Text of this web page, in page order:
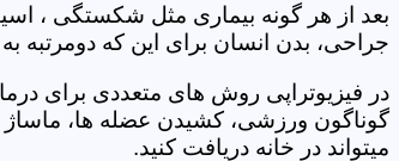
بعد از هر گونه بیماری مثل شکستگی ،
جراحی، بدن انسان برای این که دومرتبه
در فیزیوتراپی روش های متعددی برای
گوناگون ورزشی، کشیدن عضله ها،
میتواند در خانه دریافت کنید.